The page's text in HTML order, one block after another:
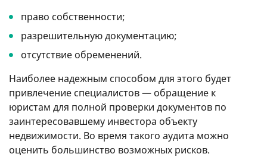
право собственности;
разрешительную документацию;
отсутствие обременений.
Наиболее надежным способом для этого будет
привлечение специалистов — обращение к
юристам для полной проверки документов по
заинтересовавшему инвестора объекту
недвижимости. Во время такого аудита можно
оценить большинство возможных рисков.